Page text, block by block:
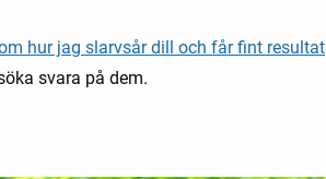
hur jag slarvsår dill och får fint resultat
svara på dem.